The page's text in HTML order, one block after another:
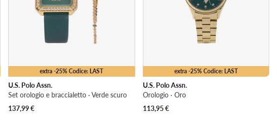
extra -25% Codice: LAST
U.S. Polo Assn.
Set orologio e braccialetto · Verde scuro
137,99€
extra -25% Codice: LAST
U.S. Polo Assn.
Orologio · Oro
113,95€